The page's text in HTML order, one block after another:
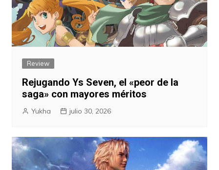
Review
Rejugando Ys Seven, el «peor de la
saga» con mayores méritos
Yukha julio 30, 2026